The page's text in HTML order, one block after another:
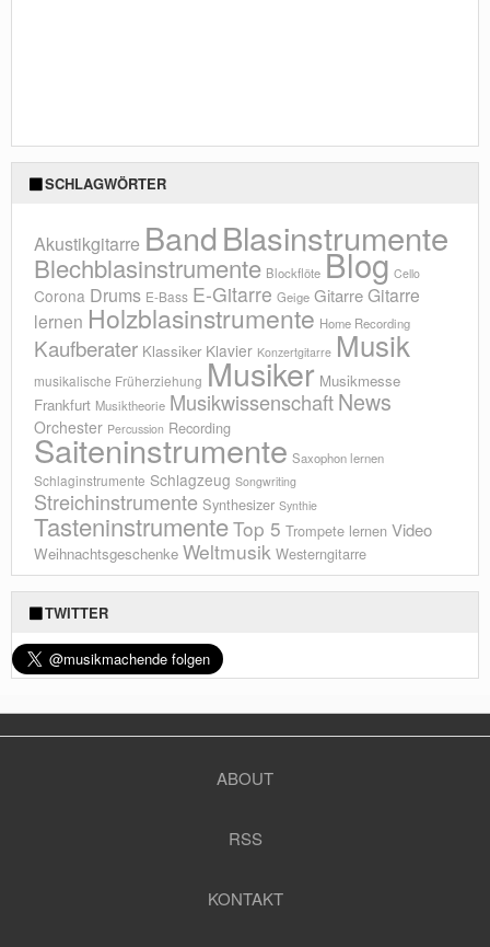
SCHLAGWÖRTER
Akustikgitarre BandBlasinstrumente
Blechblasinstrumente Blockflöte Blog Cello
Corona Drums E-Bass E-Gitarre Geige GitarreGitarre
lernen Holzblasinstrumente Home Recording
Kaufberater Klassiker Klavier Konzertgitarre Musik
musikalische Früherziehung Musiker Musikmesse
Frankfurt Musiktheorie MusikwissenschaftNews
Orchester Percussion Recording
Saiteninstrumente Saxophon lernen
Schlaginstrumente Schlagzeug Songwriting
Streichinstrumente Synthesizer Synthie
TasteninstrumenteTop 5 Trompete lernen Video
Weihnachtsgeschenke Weltmusik Westerngitarre
TWITTER
ABOUT
RSS
KONTAKT